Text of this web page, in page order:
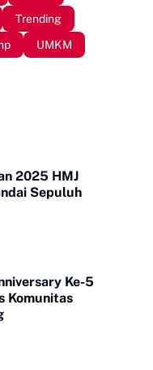
Trending
UMKM
2025 HMJ
Sepuluh
Ke-5
Komunitas